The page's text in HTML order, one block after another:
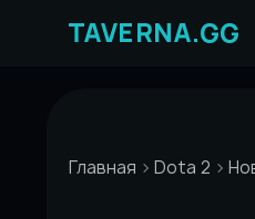
Главная Dota 2